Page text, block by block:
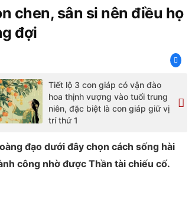
chen, sân si nên điều họ
đợi
Tiết lộ 3 con giáp có vận đào
hoa thịnh vượng vào tuổi trung
niên, đặc biệt là con giáp giữ vị
trí thứ 1
đạo dưới đây chọn cách sống hài
công nhờ được Thần tài chiếu cố.